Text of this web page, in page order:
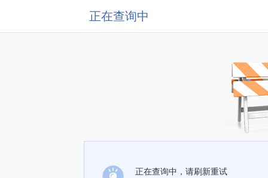
正在查询中
正在查询中，请刷新重试